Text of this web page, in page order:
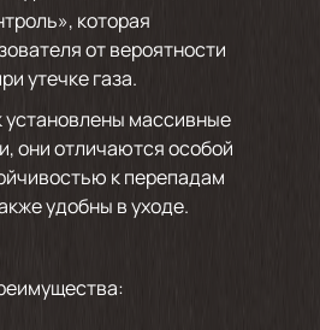
которая
от вероятности
утечке газа.
установлены массивные
они отличаются особой
к перепадам
удобны в уходе.